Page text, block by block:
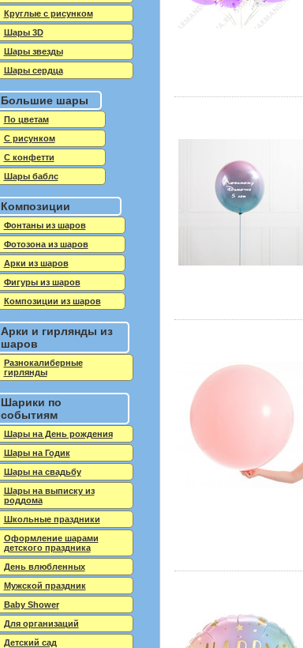
Круглые с рисунком
Шары 3D
Шары звезды
Шары сердца
Большие шары
По цветам
С рисунком
С конфетти
Шары баблс
Композиции
Фонтаны из шаров
Фотозона из шаров
Арки из шаров
Фигуры из шаров
Композиции из шаров
Арки и гирлянды из
шаров
Разнокалиберные
гирлянды
Шарики по
событиям
Шары на День рождения
Шары на Годик
Шары на свадьбу
Шары на выписку из
роддома
Школьные праздники
Оформление шарами
детского праздника
День влюбленных
Мужской праздник
Baby Shower
Для организаций
Детский сад